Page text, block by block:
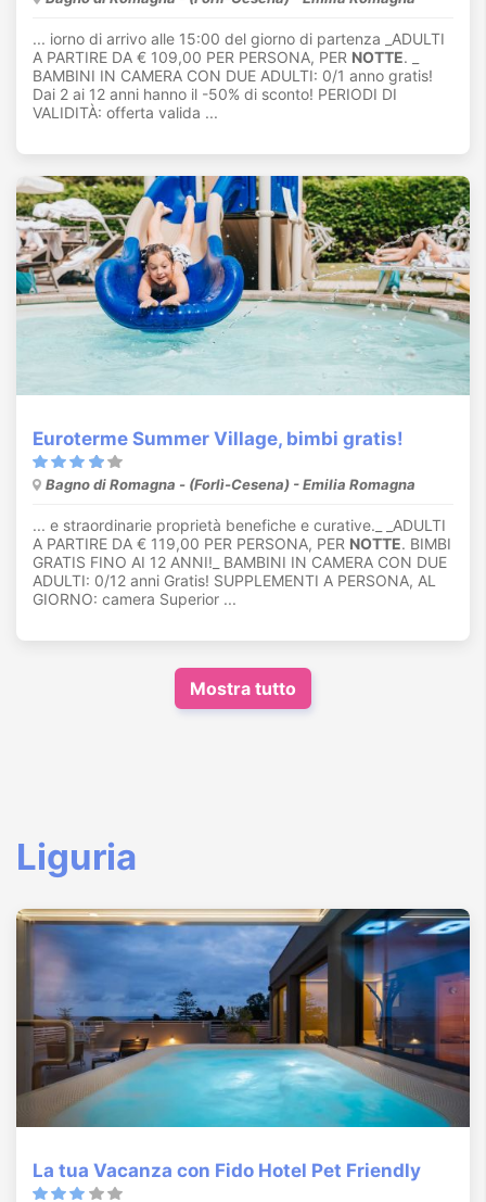
... iorno di arrivo alle 15:00 del giorno di partenza _ADULTI
A PARTIRE DA € 109,00 PER PERSONA, PER NOTTE. _
BAMBINI IN CAMERA CON DUE ADULTI: 0/1 anno gratis!
Dai 2 ai 12 anni hanno il -50% di sconto! PERIODI DI
VALIDITÀ: offerta valida ...
Euroterme Summer Village, bimbi gratis!
Bagno di Romagna - (Forlì-Cesena) - Emilia Romagna
... e straordinarie proprietà benefiche e curative._ _ADULTI
A PARTIRE DA € 119,00 PER PERSONA, PER NOTTE. BIMBI
GRATIS FINO AI 12 ANNI!_ BAMBINI IN CAMERA CON DUE
ADULTI: 0/12 anni Gratis! SUPPLEMENTI A PERSONA, AL
GIORNO: camera Superior ...
Mostra tutto
Liguria
La tua Vacanza con Fido Hotel Pet Friendly